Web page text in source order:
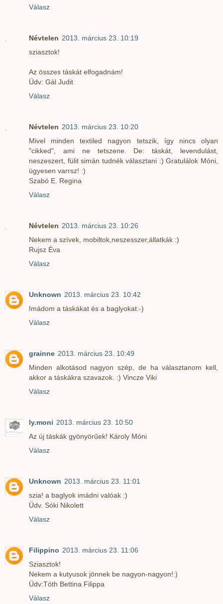
Válasz
Névtelen 2013. március 23. 10:19
sziasztok!
Az összes táskát elfogadnám!
Üdv: Gál Judit
Válasz
Névtelen 2013. március 23. 10:20
Mivel minden textiled nagyon tetszik, így nincs olyan
"cikked", ami ne tetszene. De: táskát, levendulást,
neszeszert, fülit simán tudnék választani :) Gratulálok Móni,
ügyesen varrsz! :)
Szabó E. Regina
Válasz
Névtelen 2013. március 23. 10:26
Nekem a szívek, mobiltok,neszesszer,állatkák :)
Rujsz Éva
Válasz
Unknown 2013. március 23. 10:42
Imádom a táskákat és a baglyokat:-)
Válasz
grainne 2013. március 23. 10:49
Minden alkotásod nagyon szép, de ha választanom kell,
akkor a táskákra szavazok. :) Vincze Viki
Válasz
ly.moni 2013. március 23. 10:50
Az új táskák gyönyörűek! Károly Móni
Válasz
Unknown 2013. március 23. 11:01
szia! a baglyok imádni valóak :)
Üdv. Sóki Nikolett
Válasz
Filippino 2013. március 23. 11:06
Sziasztok!
Nekem a kutyusok jönnek be nagyon-nagyon!:)
Üdv:Tóth Bettina Filippa
Válasz